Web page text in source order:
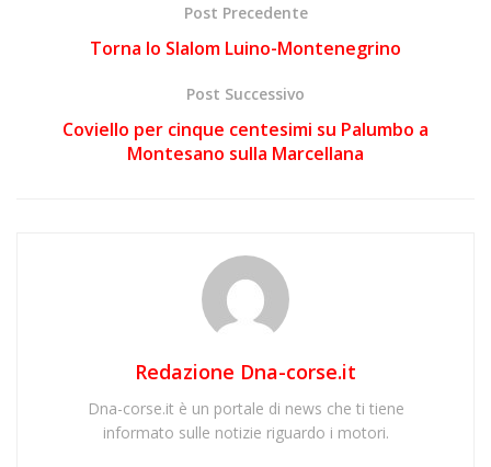
Post Precedente
Torna lo Slalom Luino-Montenegrino
Post Successivo
Coviello per cinque centesimi su Palumbo a
Montesano sulla Marcellana
Redazione Dna-corse.it
Dna-corse.it è un portale di news che ti tiene
informato sulle notizie riguardo i motori.